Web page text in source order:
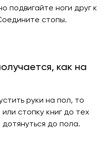
подвигайте ноги друг к
стопы.
как на
руки на пол, то
стопку книг до тех
до пола.